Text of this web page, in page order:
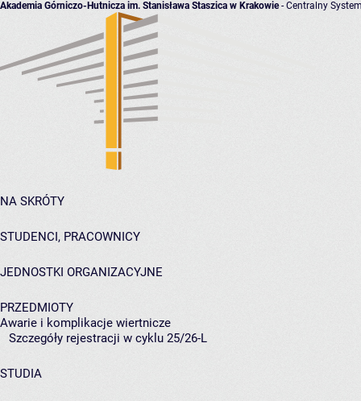
Akademia Górniczo-Hutnicza im. Stanisława Staszica w Krakowie- Centralny
NA SKRÓTY
STUDENCI, PRACOWNICY
JEDNOSTKI ORGANIZACYJNE
PRZEDMIOTY
Awarie i komplikacje wiertnicze
Szczegóły rejestracji w cyklu 25/26-L
STUDIA